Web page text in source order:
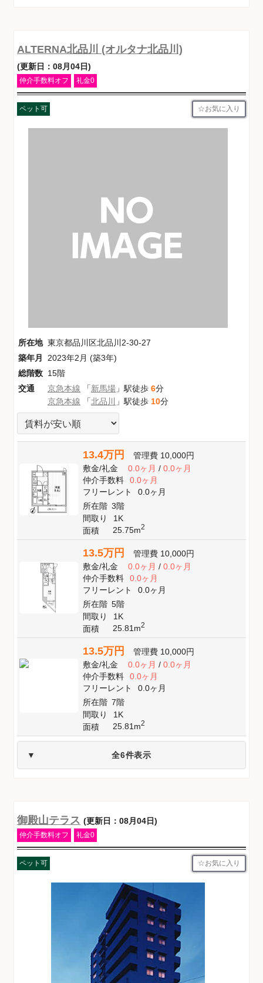
ALTERNA北品川 (オルタナ北品川)
(更新日：08月04日)
仲介手数料オフ 礼金0
ペット可 お気に入り
所在地 東京都品川区北品川2-30-27
築年月
2023年2月 (築3年)
総階数 15階
交通
京急本線 「新馬場 」駅徒歩 6分
京急本線 「北品川 」駅徒歩 10分
13.4万円 管理費 10,000円
敷金/礼金 0.0ヶ月/ 0.0ヶ月
仲介手数料
0.0ヶ月
フリーレント
0.0ヶ月
所在階 3階
間取り
1K
面積
25.75m2
13.5万円 管理費 10,000円
敷金/礼金 0.0ヶ月/ 0.0ヶ月
仲介手数料
0.0ヶ月
フリーレント
0.0ヶ月
所在階 5階
間取り
1K
面積
25.81m2
13.5万円 管理費 10,000円
敷金/礼金 0.0ヶ月/ 0.0ヶ月
仲介手数料
0.0ヶ月
フリーレント
0.0ヶ月
所在階 7階
間取り
1K
面積
25.81m2
全6件表示
御殿山テラス (更新日：08月04日)
仲介手数料オフ 礼金0
ペット可 お気に入り